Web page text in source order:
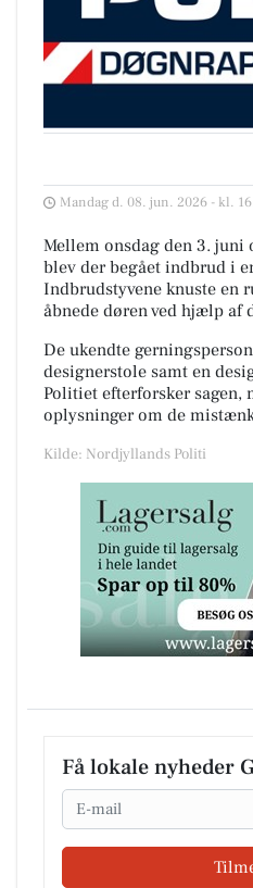
Mandag d. 08. jun. 2026 - kl.
Mellem onsdag den 3. juni
blev der begået indbrud i
Indbrudstyvene knuste en
åbnede døren ved hjælp af
De ukendte
designerstole samt en
Politiet efterforsker sagen,
oplysninger om de
Kilde: Nordjyllands Politi
Få lokale nyheder
Email